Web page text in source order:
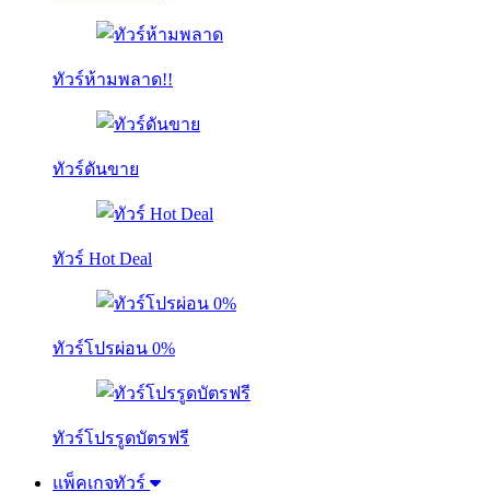
ทัวร์ห้ามพลาด!!
ทัวร์ดันขาย
ทัวร์ Hot Deal
ทัวร์โปรผ่อน 0%
ทัวร์โปรรูดบัตรฟรี
แพ็คเกจทัวร์